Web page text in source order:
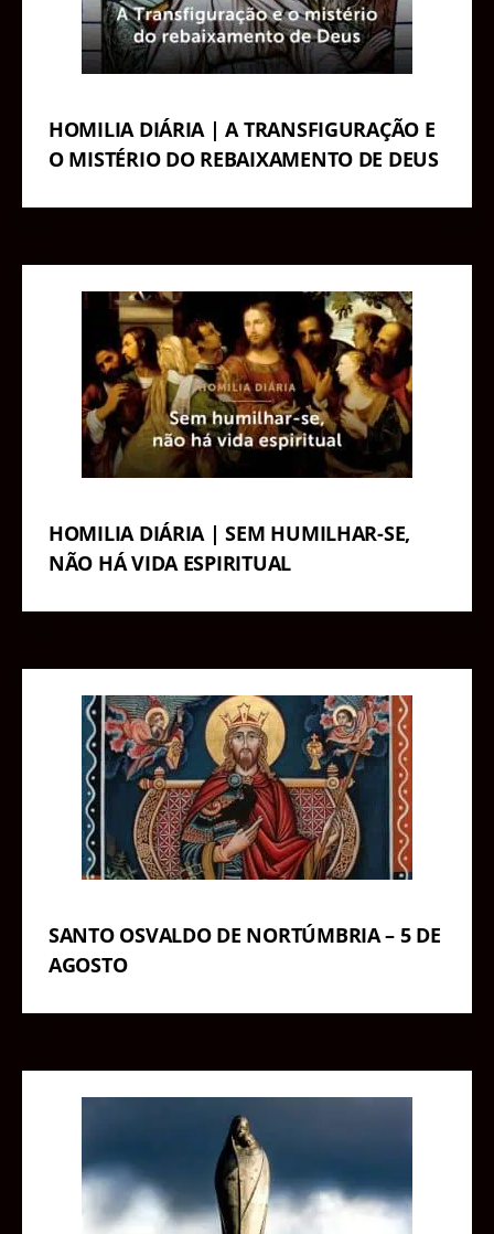
HOMILIA DIÁRIA | A TRANSFIGURAÇÃO E
O MISTÉRIO DO REBAIXAMENTO DE DEUS
HOMILIA DIÁRIA | SEM HUMILHAR-SE,
NÃO HÁ VIDA ESPIRITUAL
SANTO OSVALDO DE NORTÚMBRIA – 5 DE
AGOSTO